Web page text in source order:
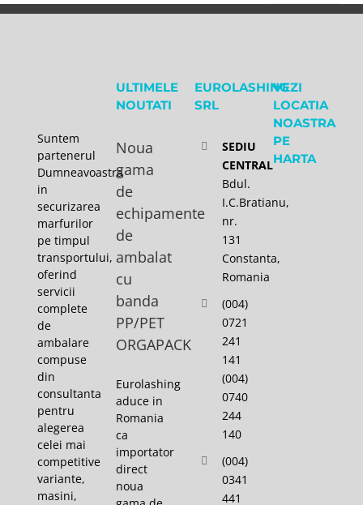
Suntem
partenerul
Dumneavoastra
in
securizarea
marfurilor
pe timpul
transportului,
oferind
servicii
complete
de
ambalare
compuse
din
consultanta
pentru
alegerea
celei mai
competitive
variante,
masini,
ULTIMELE
NOUTATI
Noua
gama
de
echipamente
de
ambalat
cu
banda
PP/PET
ORGAPACK
Eurolashing
aduce in
Romania
ca
importator
direct
noua
EUROLASHING
SRL
SEDIU
CENTRAL
Bdul.
I.C.Bratianu,
nr.
131
Constanta,
Romania
(004)
0721
241
141
(004)
0740
244
140
(004)
0341
441
VEZI
LOCATIA
NOASTRA
PE
HARTA